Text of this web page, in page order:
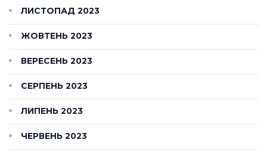
ЛИСТОПАД 2023
ЖОВТЕНЬ 2023
ВЕРЕСЕНЬ 2023
СЕРПЕНЬ 2023
ЛИПЕНЬ 2023
ЧЕРВЕНЬ 2023